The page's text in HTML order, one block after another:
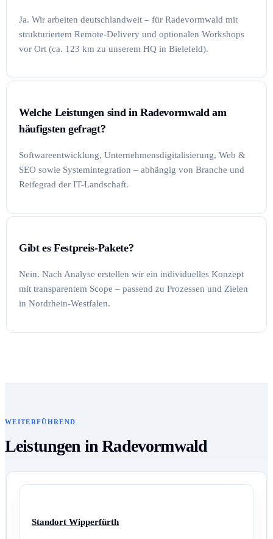
Ja. Wir arbeiten deutschlandweit – für Radevormwald mit
strukturiertem Remote-Delivery und optionalen Workshops
vor Ort (ca. 123 km zu unserem HQ in Bielefeld).
Welche Leistungen sind in Radevormwald am
häufigsten gefragt?
Softwareentwicklung, Unternehmensdigitalisierung, Web &
SEO sowie Systemintegration – abhängig von Branche und
Reifegrad der IT-Landschaft.
Gibt es Festpreis-Pakete?
Nein. Nach Analyse erstellen wir ein individuelles Konzept
mit transparentem Scope – passend zu Prozessen und Zielen
in Nordrhein-Westfalen.
WEITERFÜHREND
Leistungen in Radevormwald
Standort Wipperfürth